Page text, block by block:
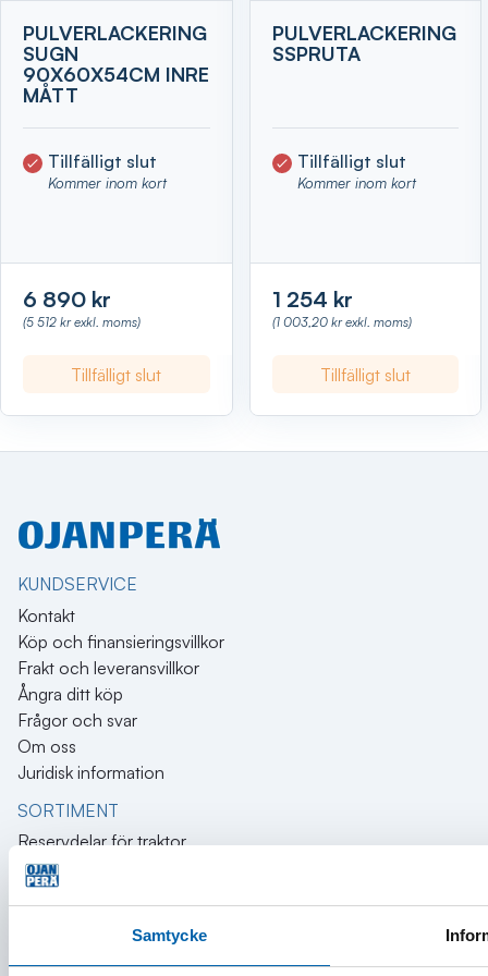
Samtycke
PULVERLACKERING
SUGN
90X60X54CM INRE
MÅTT
Tillfälligt slut
Kommer inom kort
6 890 kr
(5 512 kr exkl. moms)
Tillfälligt slut
PULVERLACKERING
SSPRUTA
Tillfälligt slut
Kommer inom kort
1 254 kr
(1 003,20 kr exkl. moms)
Tillfälligt slut
KUNDSERVICE
Kontakt
Köp och finansieringsvillkor
Frakt och leveransvillkor
Ångra ditt köp
Frågor och svar
Om oss
Juridisk information
SORTIMENT
Reservdelar för traktor
Elverktyg
Garage- och verkstadsutrustning
FÖR TRÄDGÅRDEN
Grästrimmers